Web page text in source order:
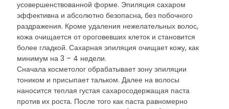
усовершенствованной форме. Эпиляция сахаром
эффективна и абсолютно безопасна, без побочного
раздражения. Кроме удаления нежелательных волос,
кожа очищается от ороговевших клеток и становится
более гладкой. Сахарная эпиляция очищает кожу, как
минимум на 3 – 4 недели.
Сначала косметолог обрабатывает зону эпиляции
тоником и присыпает тальком. Далее на волосы
наносится теплая густая сахаросодержащая паста
против их роста. После того как паста равномерно